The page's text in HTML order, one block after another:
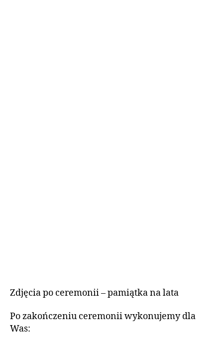
Zdjęcia po ceremonii – pamiątka na lata
Po zakończeniu ceremonii wykonujemy dla
Was: